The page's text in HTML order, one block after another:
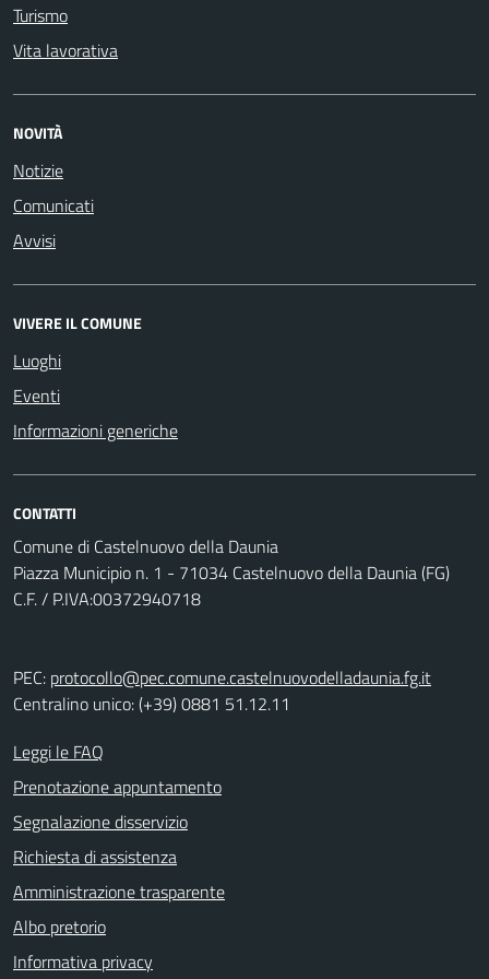
Turismo
Vita lavorativa
NOVITÀ
Notizie
Comunicati
Avvisi
VIVERE IL COMUNE
Luoghi
Eventi
Informazioni generiche
CONTATTI
Comune di Castelnuovo della Daunia
Piazza Municipio n. 1 - 71034 Castelnuovo della Daunia (FG)
C.F. / P.IVA:00372940718
PEC: protocollo@pec.comune.castelnuovodelladaunia.fg.it
Centralino unico: (+39) 0881 51.12.11
Leggi le FAQ
Prenotazione appuntamento
Segnalazione disservizio
Richiesta di assistenza
Amministrazione trasparente
Albo pretorio
Informativa privacy